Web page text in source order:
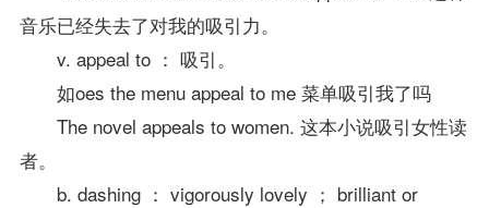
音乐已经失去了对我的吸引力。
v. appeal to ： 吸引。
如oes the menu appeal to me 菜单吸引我了吗
The novel appeals to women. 这本小说吸引女性读
者。
b. dashing ： vigorously lovely ； brilliant or